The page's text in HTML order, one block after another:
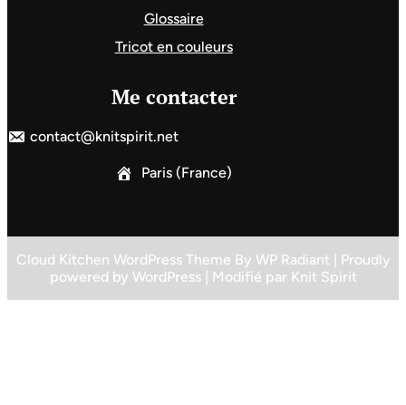
Glossaire
Tricot en couleurs
Me contacter
contact@knitspirit.net
Paris (France)
Cloud Kitchen WordPress Theme By WP Radiant | Proudly
powered by WordPress| Modifié par Knit Spirit